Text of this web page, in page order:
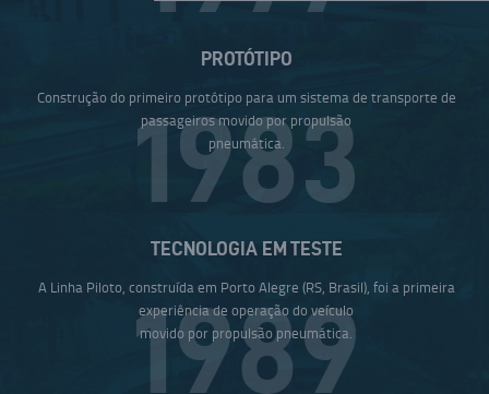
PROTÓTIPO
Construção do primeiro protótipo para um sistema de transporte de
passageiros movido por propulsão
pneumática.
1983
TECNOLOGIA EM TESTE
A Linha Piloto, construída em Porto Alegre (RS, Brasil), foi a primeira
experiência de operação do veículo
movido por propulsão pneumática.
1989